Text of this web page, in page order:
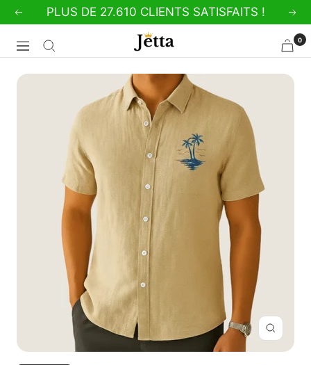
Passer
contenu
PrécédentPLUS DE 27.610 CLIENTS SATISFAITS !
Navigation Jetta 0
Zoom